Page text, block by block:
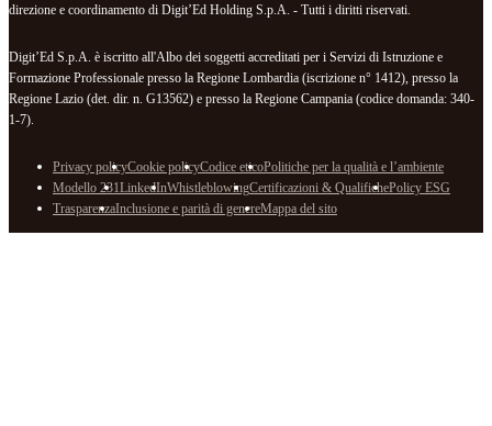
direzione e coordinamento di Digit’Ed Holding S.p.A. - Tutti i diritti riservati.
Digit’Ed S.p.A. è iscritto all'Albo dei soggetti accreditati per i Servizi di Istruzione e
Formazione Professionale presso la Regione Lombardia (iscrizione n° 1412), presso la
Regione Lazio (det. dir. n. G13562) e presso la Regione Campania (codice domanda: 340-
1-7).
Privacy policyCookie policyCodice eticoPolitiche per la qualità e l’ambiente
Modello 231LinkedInWhistleblowingCertificazioni & QualifichePolicy ESG
TrasparenzaInclusione e parità di genereMappa del sito